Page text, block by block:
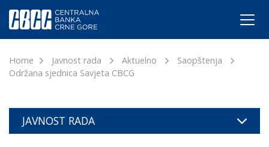
Home Javnost rada Aktuelno
Saopštenja
Održana sjednica Savjeta CBCG
JAVNOST RADA